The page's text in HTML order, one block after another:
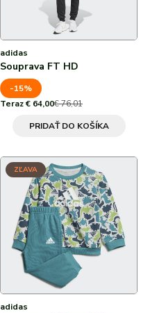
adidas
Souprava FT HD
-15%
Teraz € 64,00€ 76,01
PRIDAŤ DO KOŠÍKA
ZĽAVA
adidas